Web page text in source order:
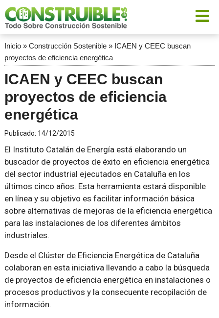
Inicio» Construcción Sostenible» ICAEN y CEEC buscan
proyectos de eficiencia energética
ICAEN y CEEC buscan
proyectos de eficiencia
energética
Publicado: 14/12/2015
El Instituto Catalán de Energía está elaborando un
buscador de proyectos de éxito en eficiencia energética
del sector industrial ejecutados en Cataluña en los
últimos cinco años. Esta herramienta estará disponible
en línea y su objetivo es facilitar información básica
sobre alternativas de mejoras de la eficiencia energética
para las instalaciones de los diferentes ámbitos
industriales.
Desde el Clúster de Eficiencia Energética de Cataluña
colaboran en esta iniciativa llevando a cabo la búsqueda
de proyectos de eficiencia energética en instalaciones o
procesos productivos y la consecuente recopilación de
información.